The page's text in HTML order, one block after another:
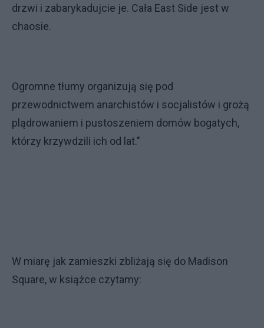
drzwi i zabarykadujcie je. Cała East Side jest w
chaosie.
Ogromne tłumy organizują się pod
przewodnictwem anarchistów i socjalistów i grożą
plądrowaniem i pustoszeniem domów bogatych,
którzy krzywdzili ich od lat."
W miarę jak zamieszki zbliżają się do Madison
Square, w książce czytamy: